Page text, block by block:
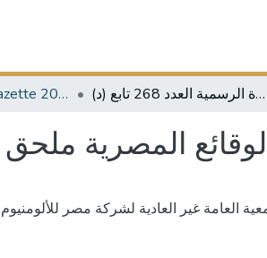
Supplement of Gazette 2021 الوقائع المصرية ملحق للجريدة الرسمية العدد 268 تابع (د)
المصرية ملحق
العامة غير العادية لشركة مصر للألومنيوم